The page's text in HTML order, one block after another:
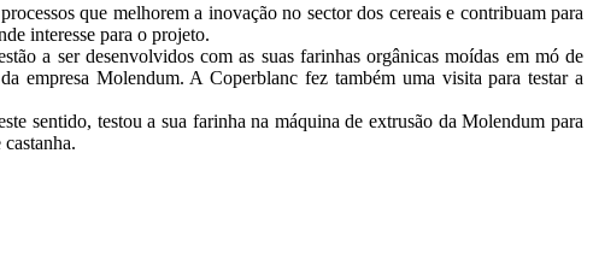
que melhorem a inovação no sector dos cereais e contribuam para
interesse para o projeto.
a ser desenvolvidos com as suas farinhas orgânicas moídas em mó de
empresa Molendum. A Coperblanc fez também uma visita para testar a
sentido, testou a sua farinha na máquina de extrusão da Molendum para